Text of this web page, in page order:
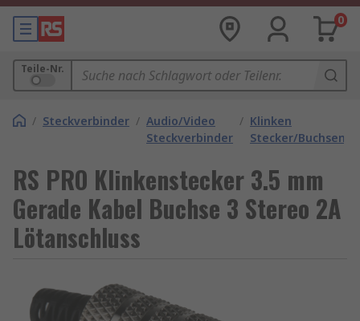
0
Teile-Nr.
/ Steckverbinder / Audio/Video
Steckverbinder
/ Klinken
Stecker/Buchsen
RS PRO Klinkenstecker 3.5 mm
Gerade Kabel Buchse 3 Stereo 2A
Lötanschluss